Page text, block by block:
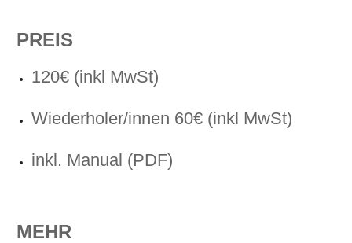
PREIS
120€ (inkl MwSt)
Wiederholer/innen 60€ (inkl MwSt)
inkl. Manual (PDF)
MEHR